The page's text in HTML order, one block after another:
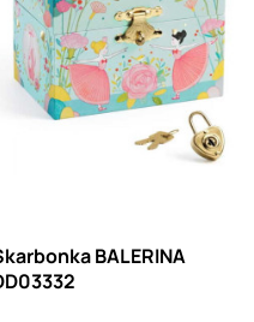
BALERINA